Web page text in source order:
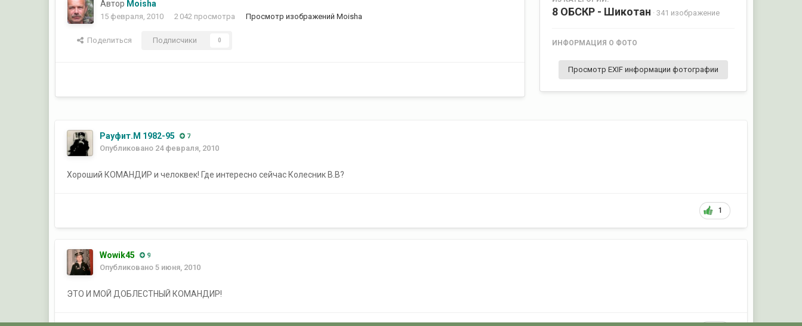
Автор Moisha
15 февраля, 2010 2 042 просмотра Просмотр изображений Moisha
Поделиться Подписчики 0
8 ОБСКР - Шикотан · 341 изображение
ИНФОРМАЦИЯ О ФОТО
Просмотр EXIF информации фотографии
Рауфит.М 1982-95 7
Опубликовано 24 февраля, 2010
Хороший КОМАНДИР и челоквек! Где интересно сейчас Колесник В.В?
1
Wowik45 9
Опубликовано 5 июня, 2010
ЭТО И МОЙ ДОБЛЕСТНЫЙ КОМАНДИР!